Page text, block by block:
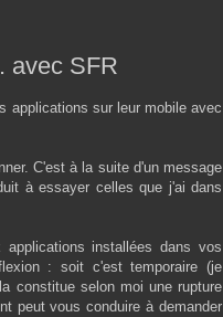
avec SFR
applications sur leur mobile avec
C'est à la suite d'un message
à essayer celles que j'ai dans
installées dans vos
: soit c'est temporaire (je
constitue selon moi une rupture
peut vous conduire à demander